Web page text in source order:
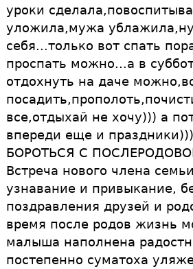
уроки
уложила,мужа
себя...только вот спать
проспать можно...а в
отдохнуть на даче
все,отдыхай не хочу))) а
впереди еще и
БОРОТЬСЯ С
Встреча нового члена
узнавание и привыкание,
поздравления друзей и
время после родов жизнь
малыша наполнена
постепенно суматоха